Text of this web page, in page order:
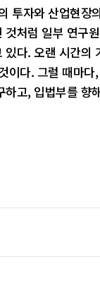
투자와 산업현장
처럼 일부 연구
다. 오랜 시간의
이다. 그럴 때마
고, 입법부를